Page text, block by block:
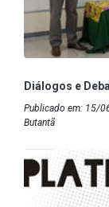
Diálogos e
Publicado em: 15/
Butantã